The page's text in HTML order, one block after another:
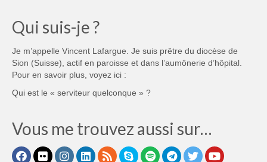
Qui suis-je ?
Je m’appelle Vincent Lafargue. Je suis prêtre du diocèse de
Sion (Suisse), actif en paroisse et dans l’aumônerie d’hôpital.
Pour en savoir plus, voyez ici :
Qui est le « serviteur quelconque » ?
Vous me trouvez aussi sur…